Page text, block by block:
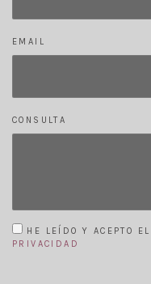
EMAIL
CONSULTA
HE LEÍDO Y ACEPTO EL
PRIVACIDAD